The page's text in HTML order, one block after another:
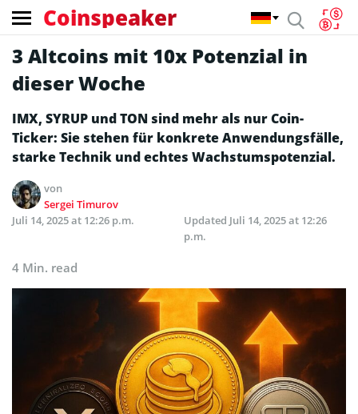
Coinspeaker
3 Altcoins mit 10x Potenzial in
dieser Woche
IMX, SYRUP und TON sind mehr als nur Coin-
Ticker: Sie stehen für konkrete Anwendungsfälle,
starke Technik und echtes Wachstumspotenzial.
von
Sergei Timurov
Juli 14, 2025 at 12:26 p.m.
Updated Juli 14, 2025 at 12:26
p.m.
4 Min. read